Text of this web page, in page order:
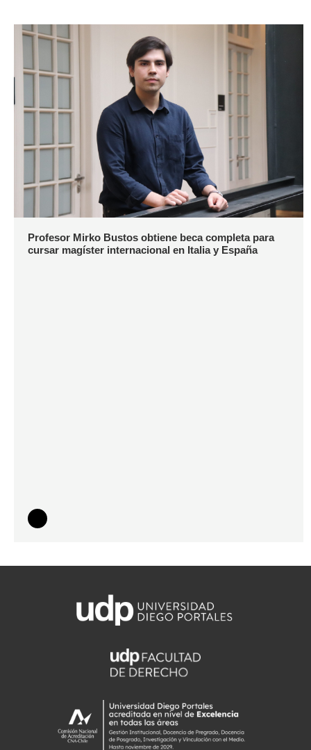
Profesor Mirko Bustos obtiene beca completa para
cursar magíster internacional en Italia y España